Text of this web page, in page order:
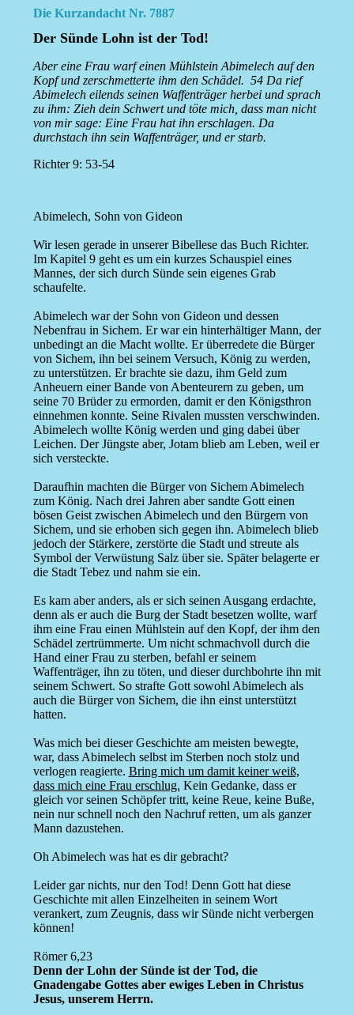
Die Kurzandacht Nr. 7887
Der Sünde Lohn ist der Tod!
Aber eine Frau warf einen Mühlstein Abimelech auf den
Kopf und zerschmetterte ihm den Schädel. 54 Da rief
Abimelech eilends seinen Waffenträger herbei und sprach
zu ihm: Zieh dein Schwert und töte mich, dass man nicht
von mir sage: Eine Frau hat ihn erschlagen. Da
durchstach ihn sein Waffenträger, und er starb.
Richter 9: 53-54
Abimelech, Sohn von Gideon
Wir lesen gerade in unserer Bibellese das Buch Richter.
Im Kapitel 9 geht es um ein kurzes Schauspiel eines
Mannes, der sich durch Sünde sein eigenes Grab
schaufelte.
Abimelech war der Sohn von Gideon und dessen
Nebenfrau in Sichem. Er war ein hinterhältiger Mann, der
unbedingt an die Macht wollte. Er überredete die Bürger
von Sichem, ihn bei seinem Versuch, König zu werden,
zu unterstützen. Er brachte sie dazu, ihm Geld zum
Anheuern einer Bande von Abenteurern zu geben, um
seine 70 Brüder zu ermorden, damit er den Königsthron
einnehmen konnte. Seine Rivalen mussten verschwinden.
Abimelech wollte König werden und ging dabei über
Leichen. Der Jüngste aber, Jotam blieb am Leben, weil er
sich versteckte.
Daraufhin machten die Bürger von Sichem Abimelech
zum König. Nach drei Jahren aber sandte Gott einen
bösen Geist zwischen Abimelech und den Bürgern von
Sichem, und sie erhoben sich gegen ihn. Abimelech blieb
jedoch der Stärkere, zerstörte die Stadt und streute als
Symbol der Verwüstung Salz über sie. Später belagerte er
die Stadt Tebez und nahm sie ein.
Es kam aber anders, als er sich seinen Ausgang erdachte,
denn als er auch die Burg der Stadt besetzen wollte, warf
ihm eine Frau einen Mühlstein auf den Kopf, der ihm den
Schädel zertrümmerte. Um nicht schmachvoll durch die
Hand einer Frau zu sterben, befahl er seinem
Waffenträger, ihn zu töten, und dieser durchbohrte ihn mit
seinem Schwert. So strafte Gott sowohl Abimelech als
auch die Bürger von Sichem, die ihn einst unterstützt
hatten.
Was mich bei dieser Geschichte am meisten bewegte,
war, dass Abimelech selbst im Sterben noch stolz und
verlogen reagierte. Bring mich um damit keiner weiß,
dass mich eine Frau erschlug. Kein Gedanke, dass er
gleich vor seinen Schöpfer tritt, keine Reue, keine Buße,
nein nur schnell noch den Nachruf retten, um als ganzer
Mann dazustehen.
Oh Abimelech was hat es dir gebracht?
Leider gar nichts, nur den Tod! Denn Gott hat diese
Geschichte mit allen Einzelheiten in seinem Wort
verankert, zum Zeugnis, dass wir Sünde nicht verbergen
können!
Römer 6,23
Denn der Lohn der Sünde ist der Tod, die
Gnadengabe Gottes aber ewiges Leben in Christus
Jesus, unserem Herrn.